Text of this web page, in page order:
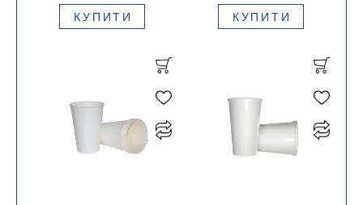
КУПИТИ КУПИТИ